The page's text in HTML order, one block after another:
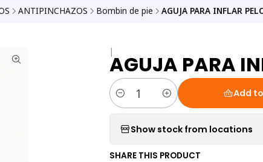
ANTIPINCHAZOS Bombin de pie AGUJA PARA INFLAR
|
AGUJA PARA
Quantity
Add
Show stock from locations
SHARE THIS PRODUCT